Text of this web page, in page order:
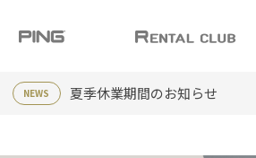
NEWS 夏季休業期間のお知らせ